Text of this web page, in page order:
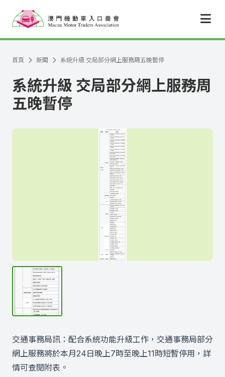
首頁 新聞 系統升級 交局部分網上服務周五晚暫停
系統升級 交局部分網上服務周
五晚暫停
交通事務局訊：配合系統功能升級工作，交通事務局部分
網上服務將於本月24日晚上7時至晚上11時短暫停用，詳
情可查閱附表。